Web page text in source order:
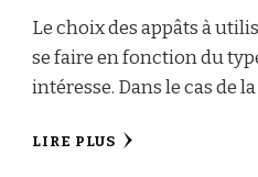
Le choix des appâts à
se faire en fonction du
intéresse. Dans le cas de
LIRE PLUS